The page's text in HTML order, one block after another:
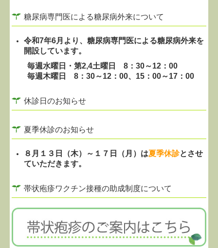
帯状疱疹のご案内
糖尿病専門医による糖尿病外来について
令和7年6月より、糖尿病専門医による糖尿病外来を
開設しています。
毎週水曜日・第2,4土曜日
8：30～12：00
毎週木曜日8：30～12：00、15：00～17：00
休診日のお知らせ
夏季休診のお知らせ
８月１３日（木）～１７日（月） は夏季休診とさせ
ていただきます。
帯状疱疹ワクチン接種の助成制度について